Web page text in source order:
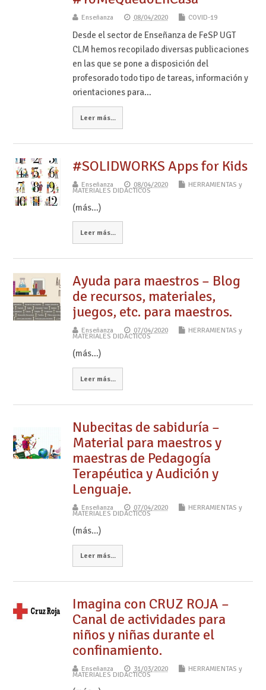
Enseñanza 08/04/2020 COVID-19
Desde el sector de Enseñanza de FeSP UGT
CLM hemos recopilado diversas publicaciones
en las que se pone a disposición del
profesorado todo tipo de tareas, información y
orientaciones para…
Leer más...
#SOLIDWORKS Apps for Kids
Enseñanza 08/04/2020 HERRAMIENTAS y
MATERIALES DIDÁCTICOS
(más…)
Leer más...
Ayuda para maestros – Blog
de recursos, materiales,
juegos, etc. para maestros.
Enseñanza 07/04/2020 HERRAMIENTAS y
MATERIALES DIDÁCTICOS
(más…)
Leer más...
Nubecitas de sabiduría –
Material para maestros y
maestras de Pedagogía
Terapéutica y Audición y
Lenguaje.
Enseñanza 07/04/2020 HERRAMIENTAS y
MATERIALES DIDÁCTICOS
(más…)
Leer más...
Imagina con CRUZ ROJA –
Canal de actividades para
niños y niñas durante el
confinamiento.
Enseñanza 31/03/2020 HERRAMIENTAS y
MATERIALES DIDÁCTICOS